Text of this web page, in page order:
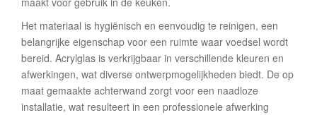
Het materiaal is hygiënisch en eenvoudig te reinigen, een
belangrijke eigenschap voor een ruimte waar voedsel wordt
bereid. Acrylglas is verkrijgbaar in verschillende kleuren en
afwerkingen, wat diverse ontwerpmogelijkheden biedt. De op
maat gemaakte achterwand zorgt voor een naadloze
installatie, wat resulteert in een professionele afwerking